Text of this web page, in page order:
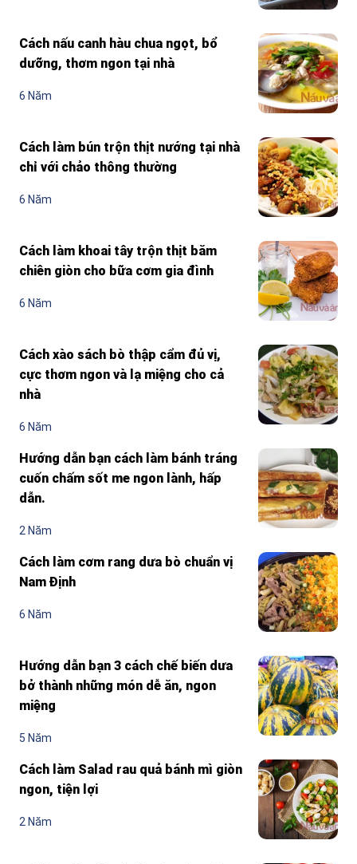
Cách nấu canh hàu chua ngọt, bổ
dưỡng, thơm ngon tại nhà
6 Năm
Cách làm bún trộn thịt nướng tại nhà
chỉ với chảo thông thường
6 Năm
Cách làm khoai tây trộn thịt băm
chiên giòn cho bữa cơm gia đình
6 Năm
Cách xào sách bò thập cẩm đủ vị,
cực thơm ngon và lạ miệng cho cả
nhà
6 Năm
Hướng dẫn bạn cách làm bánh tráng
cuốn chấm sốt me ngon lành, hấp
dẫn.
2 Năm
Cách làm cơm rang dưa bò chuẩn vị
Nam Định
6 Năm
Hướng dẫn bạn 3 cách chế biến dưa
bở thành những món dễ ăn, ngon
miệng
5 Năm
Cách làm Salad rau quả bánh mì giòn
ngon, tiện lợi
2 Năm